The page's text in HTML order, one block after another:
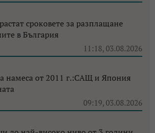
сроковете за разплащане
в България
11:18, 03.08.2026
намеса от 2011 г.:САЩ и Япония
09:19, 03.08.2026